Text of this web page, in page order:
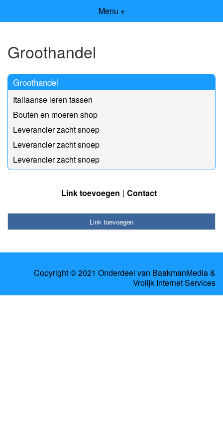
Menu +
Groothandel
Groothandel
Italiaanse leren tassen
Bouten en moeren shop
Leverancier zacht snoep
Leverancier zacht snoep
Leverancier zacht snoep
Link toevoegen Contact
Link toevoegen
Copyright © 2021 Onderdeel van BaakmanMedia&
Vrolijk Internet Services